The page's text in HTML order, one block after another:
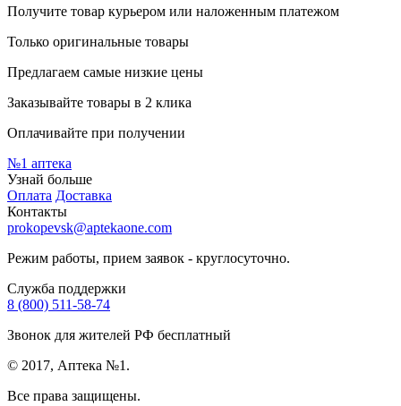
Получите товар курьером или наложенным платежом
Только оригинальные товары
Предлагаем самые низкие цены
Заказывайте товары в 2 клика
Оплачивайте при получении
№1 аптека
Узнай больше
Оплата Доставка
Контакты
prokopevsk@aptekaone.com
Режим работы, прием заявок - круглосуточно.
Служба поддержки
8 (800) 511-58-74
Звонок для жителей РФ бесплатный
© 2017, Аптека №1.
Все права защищены.